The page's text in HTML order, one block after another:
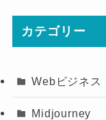
カテゴリー
Webビジネス
Midjourney